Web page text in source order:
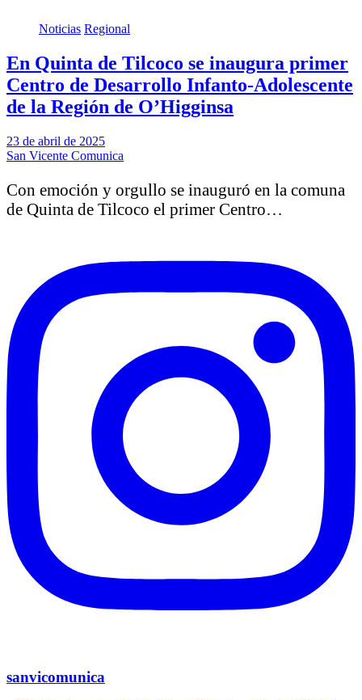
Noticias Regional
En Quinta de Tilcoco se inaugura primer
Centro de Desarrollo Infanto-Adolescente
de la Región de O’Higginsa
23 de abril de 2025
San Vicente Comunica
Con emoción y orgullo se inauguró en la comuna
de Quinta de Tilcoco el primer Centro…
sanvicomunica